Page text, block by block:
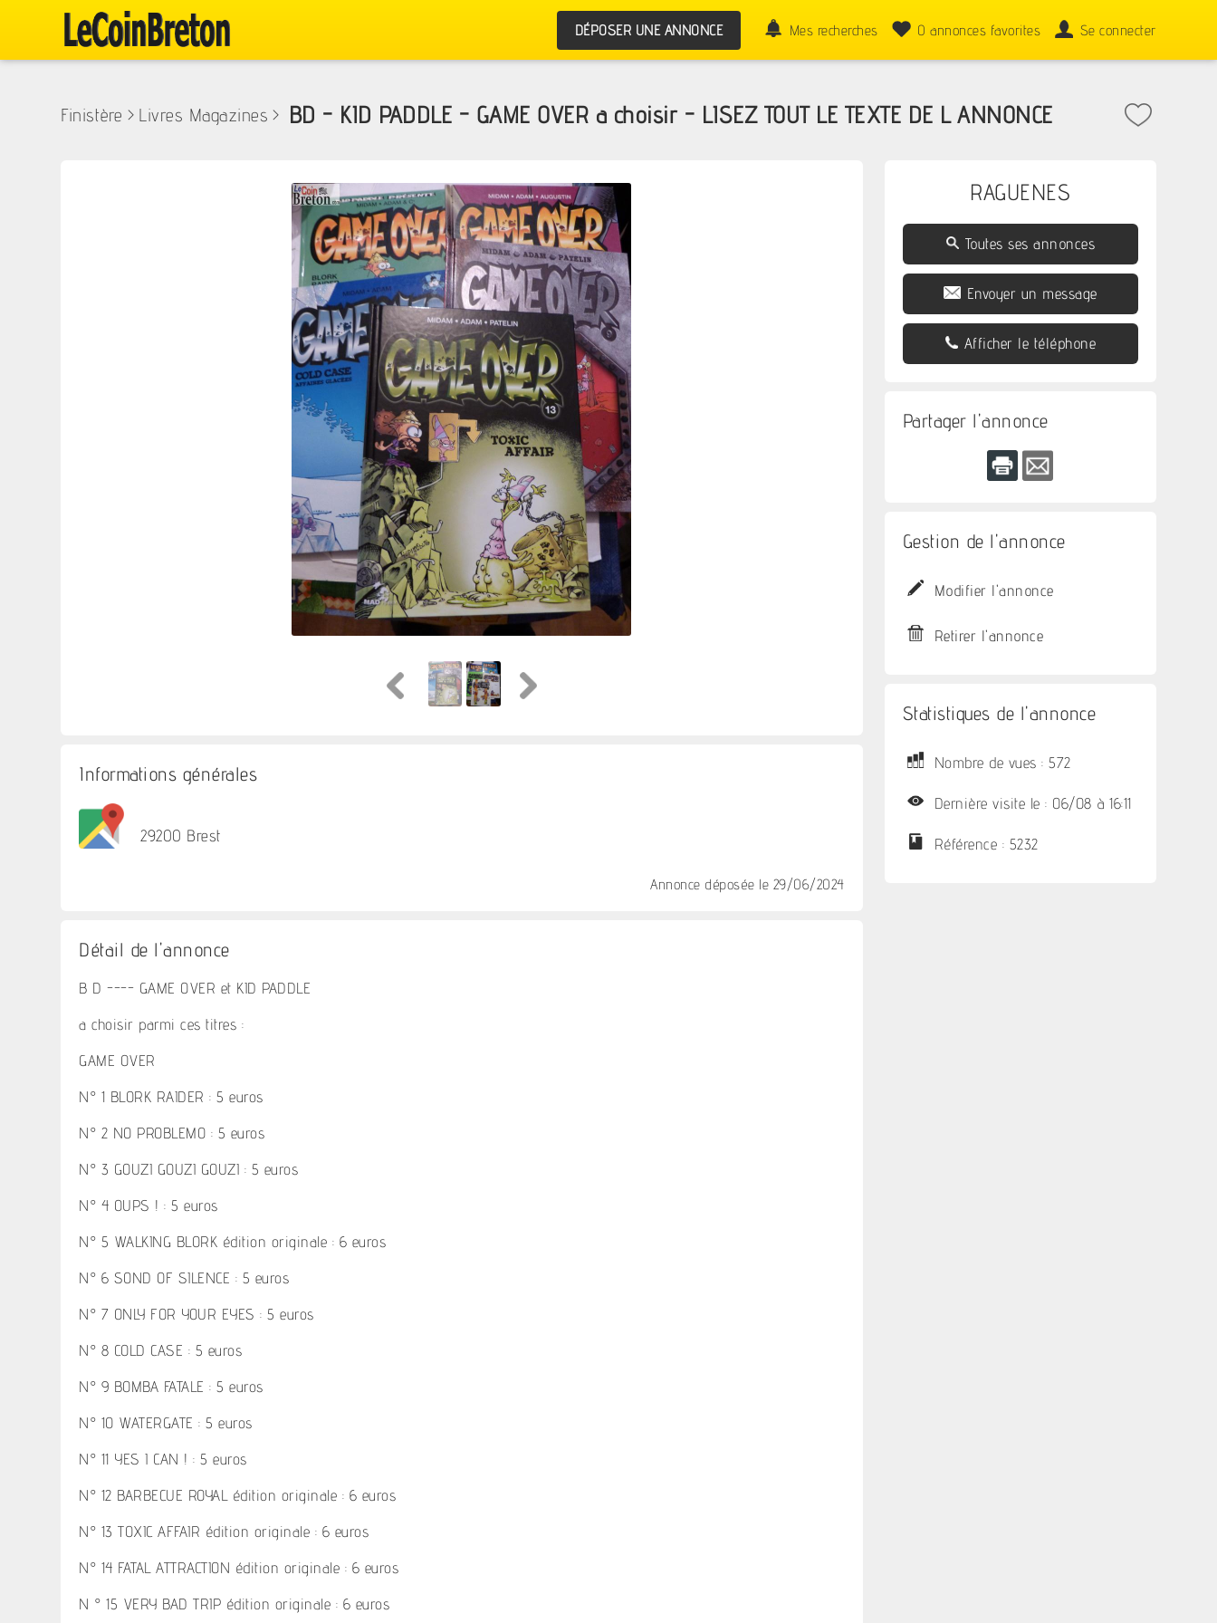
DÉPOSER UNE ANNONCE Mes recherches 0 annonces favorites Se connecter
Finistère > Livres Magazines > BD - KID PADDLE - GAME OVER a choisir - LISEZ TOUT LE TEXTE DE L ANNONCE
Informations générales
29200 Brest
Annonce déposée le 29/06/2024
Détail de l'annonce
B D ---- GAME OVER et KID PADDLE
a choisir parmi ces titres :
GAME OVER
N° 1 BLORK RAIDER : 5 euros
N° 2 NO PROBLEMO : 5 euros
N° 3 GOUZI GOUZI GOUZI : 5 euros
N° 4 OUPS ! : 5 euros
N° 5 WALKING BLORK édition originale : 6 euros
N° 6 SOND OF SILENCE : 5 euros
N° 7 ONLY FOR YOUR EYES : 5 euros
N° 8 COLD CASE : 5 euros
N° 9 BOMBA FATALE : 5 euros
N° 10 WATERGATE : 5 euros
N° 11 YES I CAN ! : 5 euros
N° 12 BARBECUE ROYAL édition originale : 6 euros
N° 13 TOXIC AFFAIR édition originale : 6 euros
N° 14 FATAL ATTRACTION édition originale : 6 euros
N ° 15 VERY BAD TRIP édition originale : 6 euros
RAGUENES
Toutes ses annonces
Envoyer un message
Afficher le téléphone
Partager l'annonce
Gestion de l'annonce
Modifier l'annonce
Retirer l'annonce
Statistiques de l'annonce
Nombre de vues : 572
Dernière visite le : 06/08 à 16:11
Référence : 5232